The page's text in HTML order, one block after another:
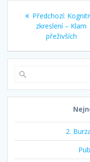
Navigace
příspěvek
Předchozí:
zkreslení – Klam
přeživších
2.